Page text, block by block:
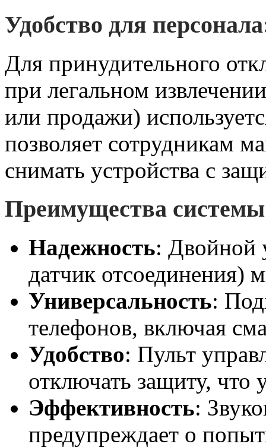
Удобство для
Для принудительного
при легальном
или продажи)
позволяет сотрудникам
снимать устройства с
Преимущества
Надежность: Двойной
датчик отсоединения)
Универсальность:
телефонов, включая
Удобство: Пульт
отключать защиту, что
Эффективность:
предупреждает о